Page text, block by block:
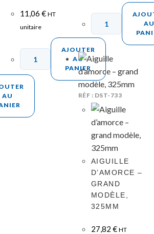
AU
11,06 € HT
unitaire
AJOUTER
AU
PANIER
AU
RÉF : DST-733
AIGUILLE
D’AMORCE –
GRAND
MODÈLE,
325MM
27,82 € HT